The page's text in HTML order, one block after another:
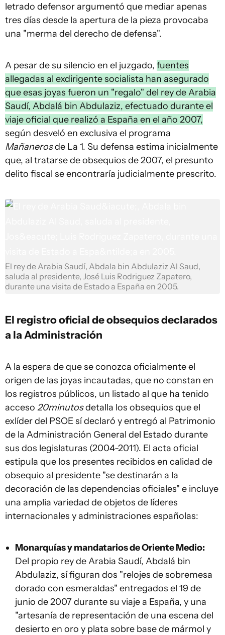
letrado defensor argumentó que mediar apenas
tres días desde la apertura de la pieza provocaba
una "merma del derecho de defensa".
A pesar de su silencio en el juzgado, fuentes
allegadas al exdirigente socialista han asegurado
que esas joyas fueron un "regalo" del rey de Arabia
Saudí, Abdalá bin Abdulaziz, efectuado durante el
viaje oficial que realizó a España en el año 2007,
según desveló en exclusiva el programa
Mañanerosde La 1. Su defensa estima inicialmente
que, al tratarse de obsequios de 2007, el presunto
delito fiscal se encontraría judicialmente prescrito.
El rey de Arabia Saudí, Abdala bin Abdulaziz Al Saud,
saluda al presidente, José Luis Rodriguez Zapatero,
durante una visita de Estado a España en 2005.
El registro oficial de obsequios declarados
a la Administración
A la espera de que se conozca oficialmente el
origen de las joyas incautadas, que no constan en
los registros públicos, un listado al que ha tenido
acceso 20minutosdetalla los obsequios que el
exlíder del PSOE sí declaró y entregó al Patrimonio
de la Administración General del Estado durante
sus dos legislaturas (2004-2011). El acta oficial
estipula que los presentes recibidos en calidad de
obsequio al presidente "se destinarán a la
decoración de las dependencias oficiales" e incluye
una amplia variedad de objetos de líderes
internacionales y administraciones españolas:
Monarquías y mandatarios de Oriente Medio:
Del propio rey de Arabia Saudí, Abdalá bin
Abdulaziz, sí figuran dos "relojes de sobremesa
dorado con esmeraldas" entregados el 19 de
junio de 2007 durante su viaje a España, y una
"artesanía de representación de una escena del
desierto en oro y plata sobre base de mármol y